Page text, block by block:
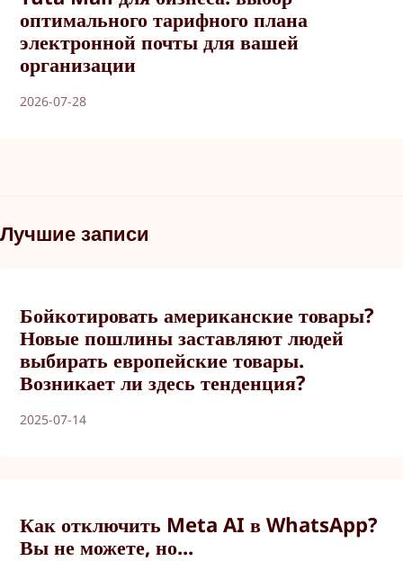
оптимального тарифного плана
электронной почты для вашей
организации
2026-07-28
Лучшие записи
Бойкотировать американские товары?
Новые пошлины заставляют людей
выбирать европейские товары.
Возникает ли здесь тенденция?
2025-07-14
Как отключить Meta AI в WhatsApp?
Вы не можете, но...